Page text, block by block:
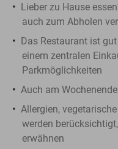
Lieber zu Hause
auch zum Abholen
Das Restaurant ist
einem zentralen
Parkmöglichkeiten
Auch am
Allergien,
werden
erwähnen